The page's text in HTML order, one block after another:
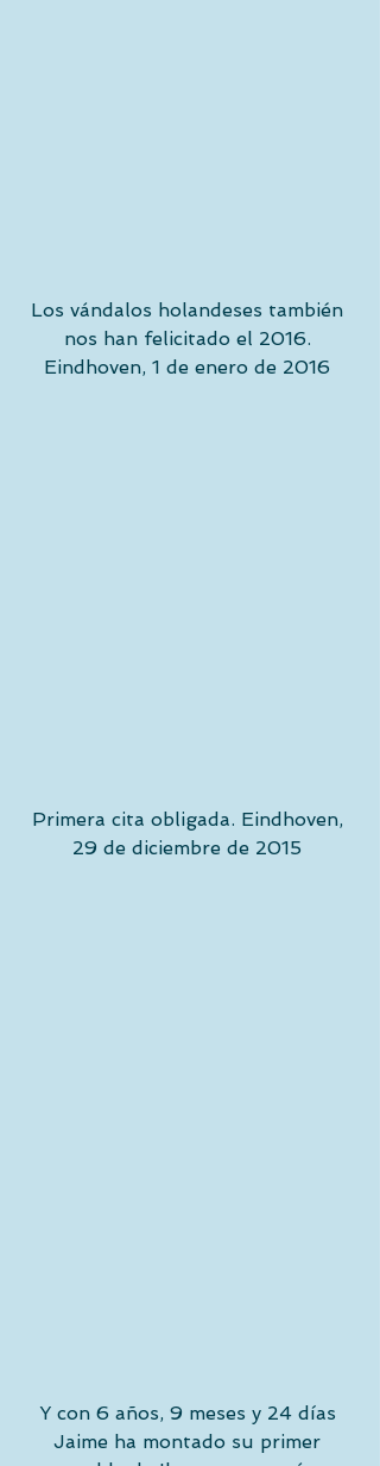
Los vándalos holandeses también
nos han felicitado el 2016.
Eindhoven, 1 de enero de 2016
Primera cita obligada. Eindhoven,
29 de diciembre de 2015
Y con 6 años, 9 meses y 24 días
Jaime ha montado su primer